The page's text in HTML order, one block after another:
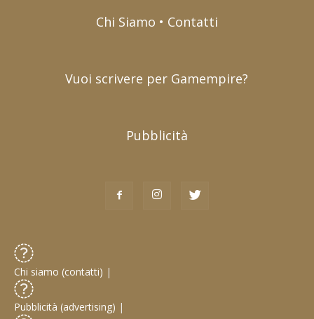
Chi Siamo • Contatti
Vuoi scrivere per Gamempire?
Pubblicità
Chi siamo (contatti) |
Pubblicità (advertising) |